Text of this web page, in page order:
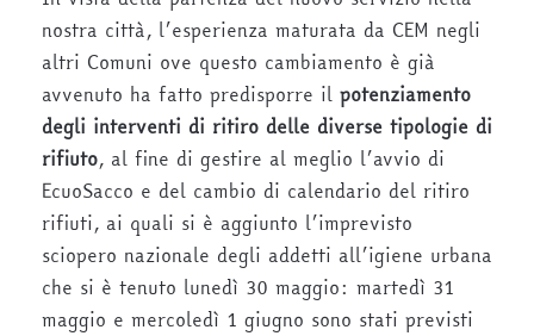
nostra città, l’esperienza maturata da CEM negli
altri Comuni ove questo cambiamento è già
avvenuto ha fatto predisporre il potenziamento
degli interventi di ritiro delle diverse tipologie di
rifiuto, al fine di gestire al meglio l’avvio di
EcuoSacco e del cambio di calendario del ritiro
rifiuti, ai quali si è aggiunto l’imprevisto
sciopero nazionale degli addetti all’igiene urbana
che si è tenuto lunedì 30 maggio: martedì 31
maggio e mercoledì 1 giugno sono stati previsti